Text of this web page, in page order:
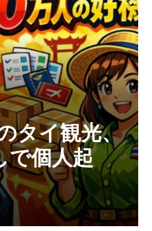
タイ観光、
で個人起